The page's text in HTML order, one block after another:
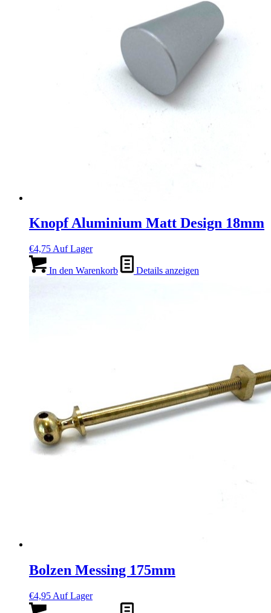
Knopf Aluminium Matt Design 18mm
€4,75 Auf Lager
In den Warenkorb Details anzeigen
Bolzen Messing 175mm
€4,95 Auf Lager